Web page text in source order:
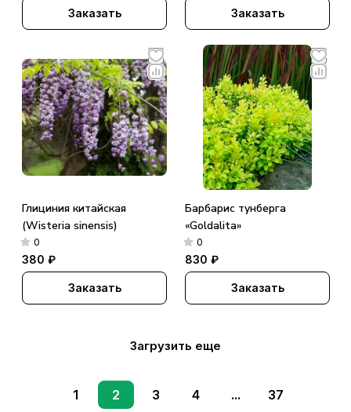
Заказать Заказать
Глициния китайская
(Wisteria sinensis)
0
380 ₽
Заказать
Барбарис тунберга
«Goldalita»
0
830 ₽
Заказать
Загрузить еще
1 2 3 4 ... 37